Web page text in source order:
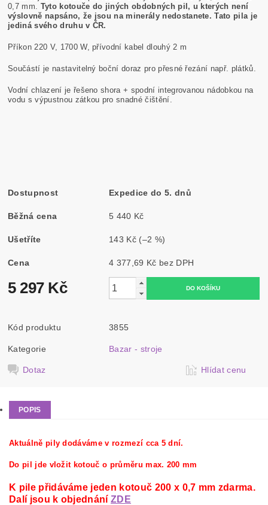
0,7 mm. Tyto kotouče do jiných obdobných pil, u kterých není
výslovně napsáno, že jsou na minerály nedostanete. Tato pila je
jediná svého druhu v ČR.
Příkon 220 V, 1700 W, přívodní kabel dlouhý 2 m
Součástí je nastavitelný boční doraz pro přesné řezání např. plátků.
Vodní chlazení je řešeno shora + spodní integrovanou nádobkou na
vodu s výpustnou zátkou pro snadné čištění.
Dostupnost Expedice do 5. dnů
Běžná cena 5 440 Kč
Ušetříte 143 Kč (–2 %)
Cena 4 377,69 Kč bez DPH
5 297 Kč
Kód produktu 3855
Kategorie Bazar - stroje
Dotaz Hlídat cenu
POPIS
Aktuálně pily dodáváme v rozmezí cca 5 dní.
Do pil jde vložit kotouč o průměru max. 200 mm
K pile přidáváme jeden kotouč 200 x 0,7 mm zdarma.
Dalí jsou k objednáníZDE